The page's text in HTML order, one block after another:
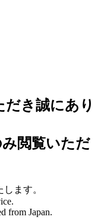
き誠にあり
閲覧いただ
ます。
from Japan.